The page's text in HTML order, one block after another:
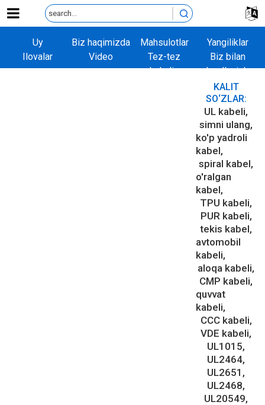
Uy Biz haqimizda Mahsulotlar
Yangiliklar
Ilovalar
Video
Tez-tez
so'raladigan
Biz bilan
bog'lanish
KALIT
SO‘ZLAR:
UL kabeli
simni ulang
ko'p yadroli
kabel
spiral kabel
o'ralgan
kabel
TPU kabeli
PUR kabeli
tekis kabel
avtomobil
kabeli
aloqa kabeli
CMP kabeli
quvvat
kabeli
CCC kabeli
VDE kabeli
UL1015
UL2464
UL2651
UL2468
UL20549